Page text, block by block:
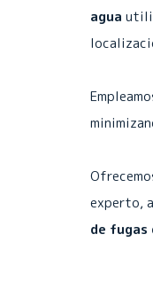
agua
experto,
de fugas